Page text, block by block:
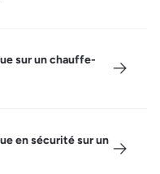
sur un chauffe-
en sécurité sur un